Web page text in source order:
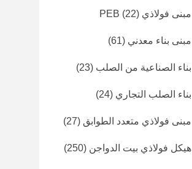
مبنى فولاذي PEB (22)
مبنى بناء معدني (61)
بناء الصناعية من الصلب (23)
بناء الصلب التجاري (24)
مبنى فولاذي متعدد الطوابق (27)
هيكل فولاذي بيت الدواجن (250)